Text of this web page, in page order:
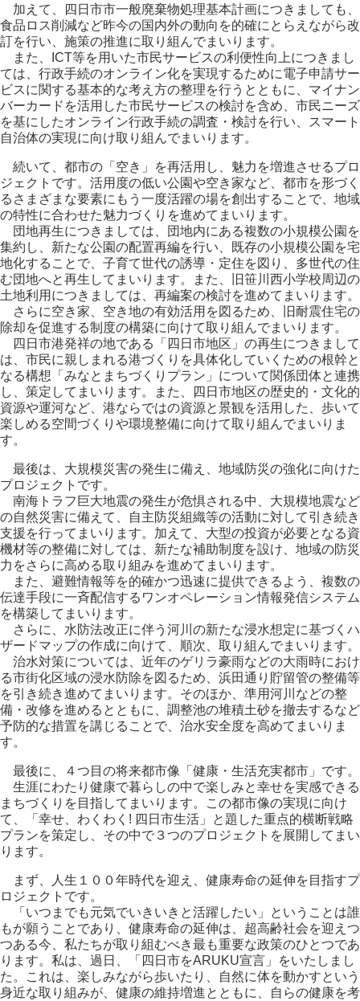
加えて、四日市市一般廃棄物処理基本計画につきましても、
食品ロス削減など昨今の国内外の動向を的確にとらえながら改
訂を行い、施策の推進に取り組んでまいります。
また、ICT等を用いた市民サービスの利便性向上につきまし
ては、行政手続のオンライン化を実現するために電子申請サー
ビスに関する基本的な考え方の整理を行うとともに、マイナン
バーカードを活用した市民サービスの検討を含め、市民ニーズ
を基にしたオンライン行政手続の調査・検討を行い、スマート
自治体の実現に向け取り組んでまいります。
続いて、都市の「空き」を再活用し、魅力を増進させるプロ
ジェクトです。活用度の低い公園や空き家など、都市を形づく
るさまざまな要素にもう一度活躍の場を創出することで、地域
の特性に合わせた魅力づくりを進めてまいります。
団地再生につきましては、団地内にある複数の小規模公園を
集約し、新たな公園の配置再編を行い、既存の小規模公園を宅
地化することで、子育て世代の誘導・定住を図り、多世代の住
む団地へと再生してまいります。また、旧笹川西小学校周辺の
土地利用につきましては、再編案の検討を進めてまいります。
さらに空き家、空き地の有効活用を図るため、旧耐震住宅の
除却を促進する制度の構築に向けて取り組んでまいります。
四日市港発祥の地である「四日市地区」の再生につきまして
は、市民に親しまれる港づくりを具体化していくための根幹と
なる構想「みなとまちづくりプラン」について関係団体と連携
し、策定してまいります。また、四日市地区の歴史的・文化的
資源や運河など、港ならではの資源と景観を活用した、歩いて
楽しめる空間づくりや環境整備に向けて取り組んでまいりま
す。
最後は、大規模災害の発生に備え、地域防災の強化に向けた
プロジェクトです。
南海トラフ巨大地震の発生が危惧される中、大規模地震など
の自然災害に備えて、自主防災組織等の活動に対して引き続き
支援を行ってまいります。加えて、大型の投資が必要となる資
機材等の整備に対しては、新たな補助制度を設け、地域の防災
力をさらに高める取り組みを進めてまいります。
また、避難情報等を的確かつ迅速に提供できるよう、複数の
伝達手段に一斉配信するワンオペレーション情報発信システム
を構築してまいります。
さらに、水防法改正に伴う河川の新たな浸水想定に基づくハ
ザードマップの作成に向けて、順次、取り組んでまいります。
治水対策については、近年のゲリラ豪雨などの大雨時におけ
る市街化区域の浸水防除を図るため、浜田通り貯留管の整備等
を引き続き進めてまいります。そのほか、準用河川などの整
備・改修を進めるとともに、調整池の堆積土砂を撤去するなど
予防的な措置を講じることで、治水安全度を高めてまいりま
す。
最後に、４つ目の将来都市像「健康・生活充実都市」です。
生涯にわたり健康で暮らしの中で楽しみと幸せを実感できる
まちづくりを目指してまいります。この都市像の実現に向け
て、「幸せ、わくわく! 四日市生活」と題した重点的横断戦略
プランを策定し、その中で３つのプロジェクトを展開してまい
ります。
まず、人生１００年時代を迎え、健康寿命の延伸を目指すプ
ロジェクトです。
「いつまでも元気でいきいきと活躍したい」ということは誰
もが願うことであり、健康寿命の延伸は、超高齢社会を迎えつ
つある今、私たちが取り組むべき最も重要な政策のひとつであ
ります。私は、過日、「四日市をARUKU宣言」をいたしまし
た。これは、楽しみながら歩いたり、自然に体を動かすという
身近な取り組みが、健康の維持増進とともに、自らの健康を考